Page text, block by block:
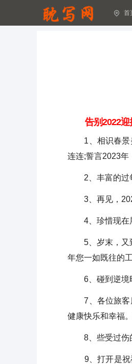
首
告别2022迎
1、相识春景美
连连;誓言2023年
2、丰富的过每
3、再见，
4、珍惜现在展
5、岁末，又到
年您一如既往的
6、碰到逆境时
7、各位旅客朋
健康快乐和幸福
8、些受过伤的
9、打开是祝福
关于抗洪救灾的励志句子
父亲节文案(实用15篇)
[精选]悲伤的句子
月亮诗歌座右铭句子(通
读书座右铭句子30句精选